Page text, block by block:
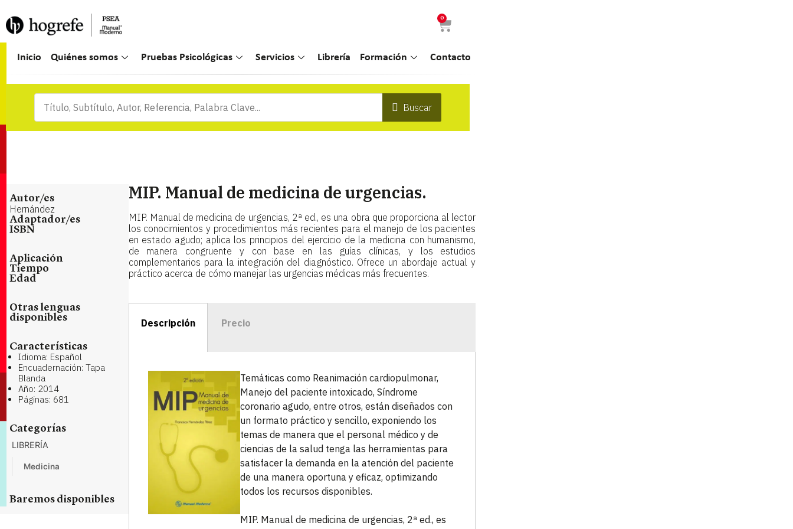
0
Inicio Quiénes somos Pruebas Psicológicas Servicios Librería Formación Contacto
Buscar
Autor/es
Hernández
Adaptador/es
ISBN
Aplicación
Tiempo
Edad
Otras lenguas
disponibles
Características
Idioma: Español
Encuadernación: Tapa
Blanda
Año: 2014
Páginas: 681
Categorías
LIBRERÍA
Medicina
Baremos disponibles
MIP. Manual de medicina de urgencias.
MIP. Manual de medicina de urgencias, 2ª ed., es una obra que proporciona al lector
los conocimientos y procedimientos más recientes para el manejo de los pacientes
en estado agudo; aplica los principios del ejercicio de la medicina con humanismo,
de manera congruente y con base en las guías clínicas, y los estudios
complementarios para la integración del diagnóstico. Ofrece un abordaje actual y
práctico acerca de cómo manejar las urgencias médicas más frecuentes.
Descripción Precio
Temáticas como Reanimación cardiopulmonar,
Manejo del paciente intoxicado, Síndrome
coronario agudo, entre otros, están diseñados con
un formato práctico y sencillo, exponiendo los
temas de manera que el personal médico y de
ciencias de la salud tenga las herramientas para
satisfacer la demanda en la atención del paciente
de una manera oportuna y eficaz, optimizando
todos los recursos disponibles.
MIP. Manual de medicina de urgencias, 2ª ed., es